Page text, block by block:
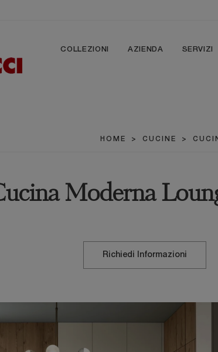
COLLEZIONI AZIENDA SERVIZI
HOME > CUCINE >
Moderna
Richiedi Informazioni